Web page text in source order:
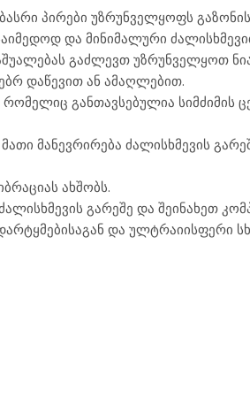
პირები უზრუნველყოფს
და მინიმალური
გაძლევთ უზრუნველყოთ
დაწევით ან ამაღლებით.
განთავსებულია სიმძიმის
მანევრირება ძალისხმევის
ახშობს.
გარეშე და შეინახეთ
და ულტრაიისფერი